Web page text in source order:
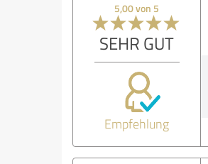
5,00 von 5
SEHR GUT
Empfehlung